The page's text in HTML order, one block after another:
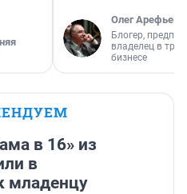
Олег Арефьев
Блогер,
владелец в
бизнесе
в 16» из
в
младенцу